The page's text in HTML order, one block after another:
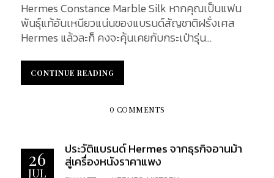
Hermes Constance Marble Silk หากคุณเป็นแฟน
พันธุ์แท้อันเหนียวแน่นของแบรนด์สัญชาติฝรั่งเศส
Hermes แล้วละก็ คงจะคุ้นเคยกับกระเป๋ารุ่น
ความนิยมอย่างสูง อีกทั้งยังเป็นกระเป๋าอีกหนึ่งรุ่นที่เก่า
แก่ที่สุดในโลก จนได้ขึ้นแท่นเป็น Timeless iconic Bag
อันไร้ที่ติ ส่งผลให้ Constance เป็น Wishlist ที่เหล่า
CONTINUE READING
CONTINUE READING
0 COMMENTS
26
JUL
ประวัติแบรนด์ Hermes จากธุรกิจอานม้า
สู่เครื่องหนังราคาแพง